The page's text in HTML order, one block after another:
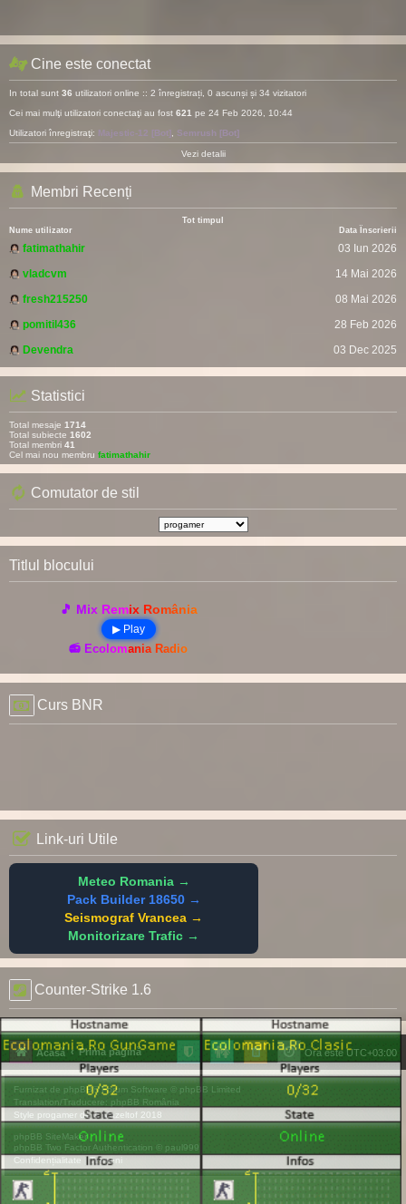
Cine este conectat
In total sunt 36 utilizatori online :: 2 înregistrați, 0 ascunși și 34 vizitatori
Cei mai mulţi utilizatori conectaţi au fost 621 pe 24 Feb 2026, 10:44
Utilizatori înregistraţi: Majestic-12 [Bot] Semrush [Bot]
Vezi detalii
Membri Recenți
Tot timpul
Nume utilizator
Data Înscrierii
fatimathahir
03 Iun 2026
vladcvm
14 Mai 2026
fresh215250
08 Mai 2026
pomitil436
28 Feb 2026
Devendra
03 Dec 2025
Statistici
Total mesaje 1714
Total subiecte 1602
Total membri 41
Cel mai nou membru fatimathahir
Comutator de stil
Titlul blocului
🎵 Mix Remix România
▶ Play
📻 Ecolomania Radio
Curs BNR
Link-uri Utile
Meteo Romania →
Pack Builder 18650 →
Seismograf Vrancea →
Monitorizare Trafic →
Counter-Strike 1.6
Acasă Prima pagină Ora este UTC+03:00
Furnizat de phpBB® Forum Software © phpBB Limited
Translation/Traducere: phpBB România
Style progamer de ©Mazeltof 2018
phpBB SiteMaker
phpBB Two Factor Authentication © paul999
Confidențialitate |Termeni